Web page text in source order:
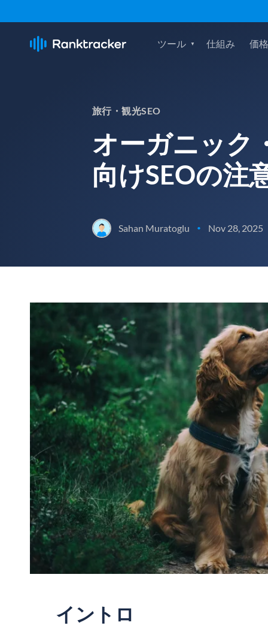
ツール 仕組み 価格
旅行・観光SEO
オーガニック
向けSEOの注
Sahan Muratoglu • Nov 28, 2025
イントロ